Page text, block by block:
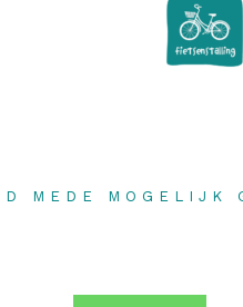
MEDE MOGELIJK